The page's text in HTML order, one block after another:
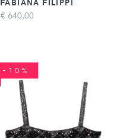
€ 640,00
-10%